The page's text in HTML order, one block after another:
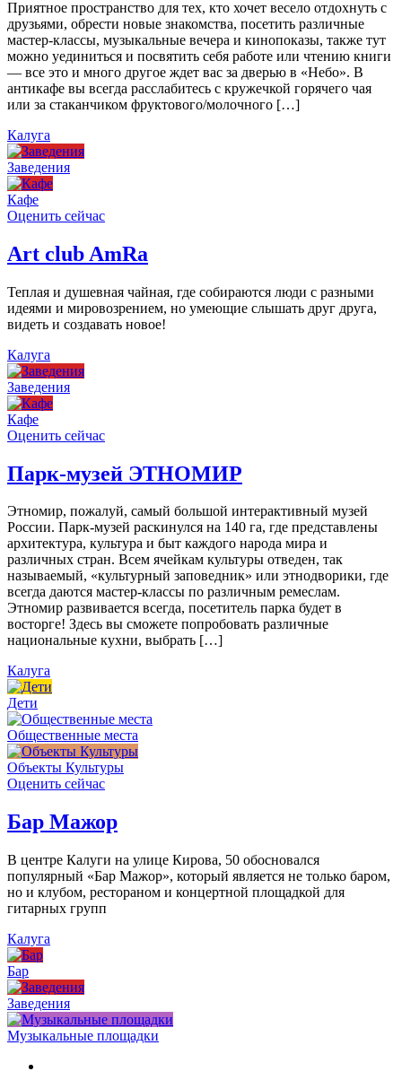
Приятное пространство для тех, кто хочет весело отдохнуть с
друзьями, обрести новые знакомства, посетить различные
мастер-классы, музыкальные вечера и кинопоказы, также тут
можно уединиться и посвятить себя работе или чтению книги
— все это и много другое ждет вас за дверью в «Небо». В
антикафе вы всегда расслабитесь с кружечкой горячего чая
или за стаканчиком фруктового/молочного […]
Калуга
Заведения
Кафе
Оценить сейчас
Art сlub AmRa
Теплая и душевная чайная, где собираются люди с разными
идеями и мировозрением, но умеющие слышать друг друга,
видеть и создавать новое!
Калуга
Заведения
Кафе
Оценить сейчас
Парк-музей ЭТНОМИР
Этномир, пожалуй, самый большой интерактивный музей
России. Парк-музей раскинулся на 140 га, где представлены
архитектура, культура и быт каждого народа мира и
различных стран. Всем ячейкам культуры отведен, так
называемый, «культурный заповедник» или этнодворики, где
всегда даются мастер-классы по различным ремеслам.
Этномир развивается всегда, посетитель парка будет в
восторге! Здесь вы сможете попробовать различные
национальные кухни, выбрать […]
Калуга
Дети
Общественные места
Объекты Культуры
Оценить сейчас
Бар Мажор
В центре Калуги на улице Кирова, 50 обосновался
популярный «Бар Мажор», который является не только баром,
но и клубом, рестораном и концертной площадкой для
гитарных групп
Калуга
Бар
Заведения
Музыкальные площадки